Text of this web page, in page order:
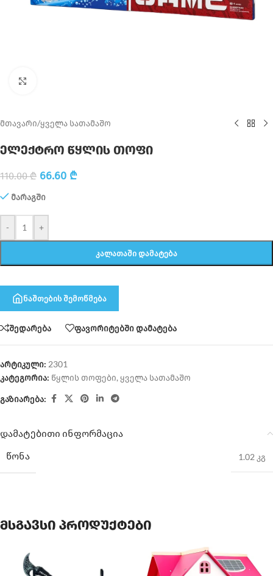
მთავარი/ყველა სათამაშო
ელექტრო წყლის თოფი
110.00₾ 66.60 ₾
მარაგში
- +
ᲙᲐᲚᲐᲗᲐᲨᲘ ᲓᲐᲛᲐᲢᲔᲑᲐ
ნაშთების შემოწმება
შედარება ფავორიტებში დამატება
არტიკული: 2301
კატეგორია: წყლის თოფები, ყველა სათამაშო
გაზიარება:
დამატებითი ინფორმაცია
ᲬᲝᲜᲐ
1.02 კგ
მსგავსი პროდუქტები